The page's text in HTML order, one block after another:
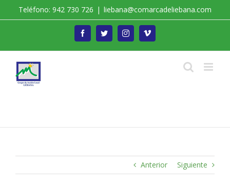
Teléfono: 942 730 726 | liebana@comarcadeliebana.com
FacebookTwitterInstagramVimeo
Anterior Siguiente